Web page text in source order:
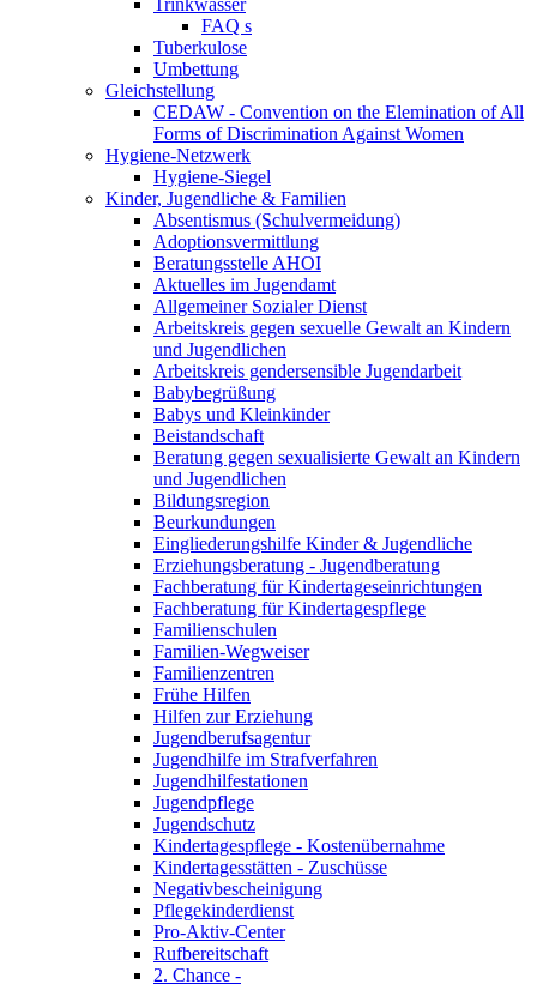
Trinkwasser
FAQ s
Tuberkulose
Umbettung
Gleichstellung
CEDAW - Convention on the Elemination of All
Forms of Discrimination Against Women
Hygiene-Netzwerk
Hygiene-Siegel
Kinder, Jugendliche & Familien
Absentismus (Schulvermeidung)
Adoptionsvermittlung
Beratungsstelle AHOI
Aktuelles im Jugendamt
Allgemeiner Sozialer Dienst
Arbeitskreis gegen sexuelle Gewalt an Kindern
und Jugendlichen
Arbeitskreis gendersensible Jugendarbeit
Babybegrüßung
Babys und Kleinkinder
Beistandschaft
Beratung gegen sexualisierte Gewalt an Kindern
und Jugendlichen
Bildungsregion
Beurkundungen
Eingliederungshilfe Kinder & Jugendliche
Erziehungsberatung - Jugendberatung
Fachberatung für Kindertageseinrichtungen
Fachberatung für Kindertagespflege
Familienschulen
Familien-Wegweiser
Familienzentren
Frühe Hilfen
Hilfen zur Erziehung
Jugendberufsagentur
Jugendhilfe im Strafverfahren
Jugendhilfestationen
Jugendpflege
Jugendschutz
Kindertagespflege - Kostenübernahme
Kindertagesstätten - Zuschüsse
Negativbescheinigung
Pflegekinderdienst
Pro-Aktiv-Center
Rufbereitschaft
2. Chance -